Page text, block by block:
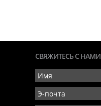
СВЯЖИТЕСЬ С НАМИ